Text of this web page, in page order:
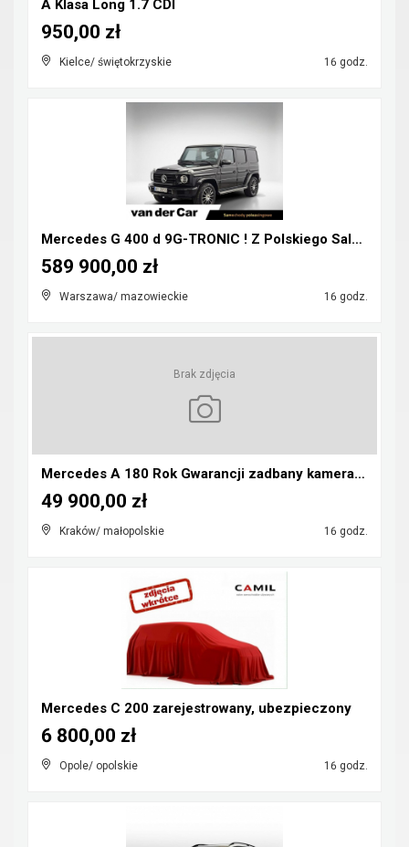
A Klasa Long 1.7 CDI
Kielce/ świętokrzyskie 16 godz.
950,00 zł
Mercedes G 400 d 9G-TRONIC ! Z Polskiego Salonu ! ...
Warszawa/ mazowieckie 16 godz.
589 900,00 zł
Brak zdjęcia
Mercedes A 180 Rok Gwarancji zadbany kamera pdc au...
Kraków/ małopolskie 16 godz.
49 900,00 zł
Mercedes C 200 zarejestrowany, ubezpieczony
Opole/ opolskie 16 godz.
6 800,00 zł